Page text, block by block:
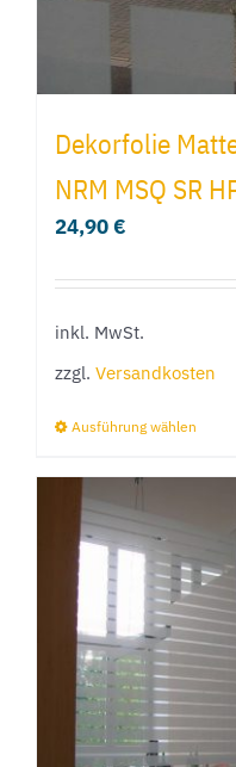
Dekorfolie
NRM MSQ SR
24,90€
inkl. MwSt.
zzgl. Versandkosten
Ausführung wählen
auf.
Die
auf